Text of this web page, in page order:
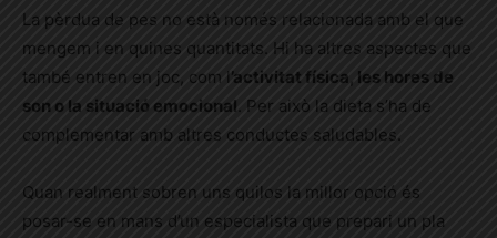
La pèrdua de pes no està només relacionada amb el que
mengem i en quines quantitats. Hi ha altres aspectes que
també entren en joc, com l ’activitat física, les hores de
son o la situació emocional. Per això la dieta s’ha de
complementar amb altres conductes saludables.
Quan realment sobren uns quilos la millor opció és
posar-se en mans d’un especialista que prepari un pla